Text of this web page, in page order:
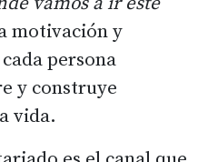
motivación y
persona
y construye
vida.